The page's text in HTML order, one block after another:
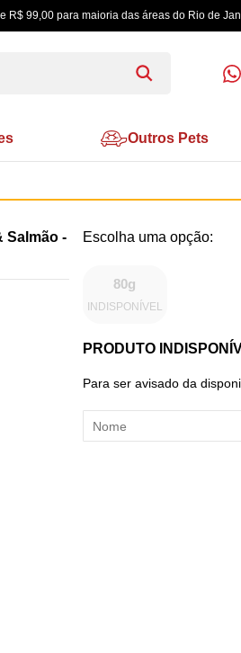
R$ 99,00 para maioria das áreas do Rio de
Outros Pets
Salmão -
80g
INDISPONÍVEL
PRODUTO
Para ser avisado da